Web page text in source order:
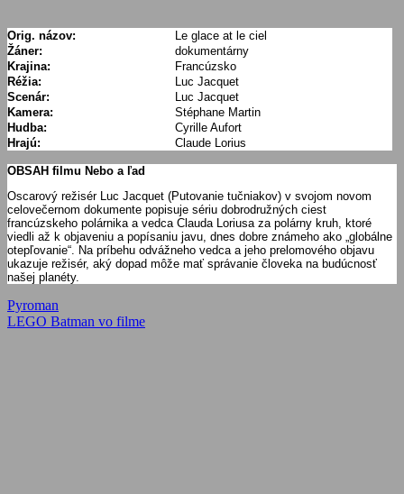
Orig. názov:
Le glace at le ciel
Žáner:
dokumentárny
Krajina:
Francúzsko
Réžia:
Luc Jacquet
Scenár:
Luc Jacquet
Kamera:
Stéphane Martin
Hudba:
Cyrille Aufort
Hrajú:
Claude Lorius
OBSAH filmu Nebo a ľad
Oscarový režisér Luc Jacquet (Putovanie tučniakov) v svojom novom
celovečernom dokumente popisuje sériu dobrodružných ciest
francúzskeho polárnika a vedca Clauda Loriusa za polárny kruh, ktoré
viedli až k objaveniu a popísaniu javu, dnes dobre známeho ako „globálne
otepľovanie“. Na príbehu odvážneho vedca a jeho prelomového objavu
ukazuje režisér, aký dopad môže mať správanie človeka na budúcnosť
našej planéty.
Navigácia
v
Previous
Post:
Pyroman
Next
LEGO Batman vo filme